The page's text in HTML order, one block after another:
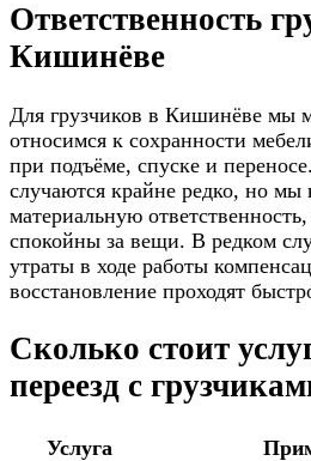
Ответственность
Кишинёве
Для грузчиков в Кишинёве мы
относимся к сохранности
при подъёме, спуске и
случаются крайне редко, но
материальную
спокойны за вещи. В редком
утраты в ходе работы
восстановление проходят
Сколько стоит
переезд с
Услуга